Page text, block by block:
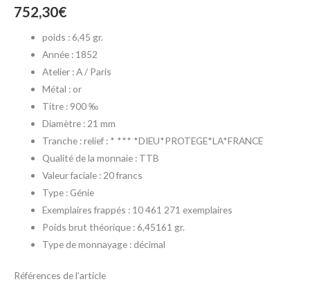
752,30€
poids : 6,45 gr.
Année : 1852
Atelier : A / Paris
Métal : or
Titre : 900 ‰
Diamètre : 21 mm
Tranche : relief : * *** *DIEU*PROTEGE*LA*FRANCE
Qualité de la monnaie : TTB
Valeur faciale : 20 francs
Type : Génie
Exemplaires frappés : 10 461 271 exemplaires
Poids brut théorique : 6,45161 gr.
Type de monnayage : décimal
Références de l’article